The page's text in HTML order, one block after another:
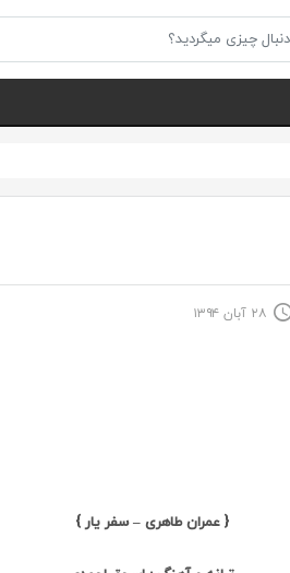
۲۸ آبان ۱۳۹۴
{ عمران طاهری – سفر یار }